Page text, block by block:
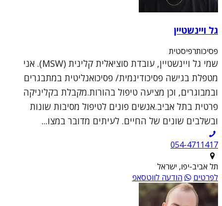
גל ויינשטיין
פסיכותרפיסטית
שמי גל ויינשטיין, עובדת סוציאלית קלינית (MSW). אני
מטפלת בגישה פסיכודינמית/ פסיכואנליטית במתבגרים
ובמבוגרים, וכן מציעה טיפול בהורות.מקבלת בקליניקה
פרטית בתל אביב.אנשים פונים לטיפול מסיבות שונות
ובשלבים שונים של החיים. לעיתים מדובר במצו...
054-4711417
תל אביב-יפו, ישראל
לפרטים
הודעה לווטסאפ